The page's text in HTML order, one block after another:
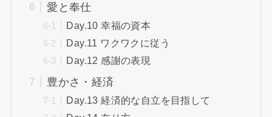
愛と奉仕
Day.10 幸福の資本
Day.11 ワクワクに従う
Day.12 感謝の表現
豊かさ・経済
Day.13 経済的な自立を目指して